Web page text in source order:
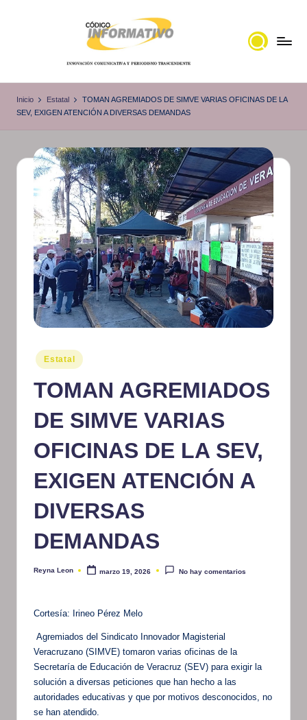
ó
i
g
o
I
n
f
o
r
m
at
iv
o
noticias
Inicio Estatal
TOMAN AGREMIADOS DE SIMVE VARIAS OFICINAS DE LA
SEV, EXIGEN ATENCIÓN A DIVERSAS DEMANDAS
Publicado
en
Estatal
TOMAN AGREMIADOS
DE SIMVE VARIAS
OFICINAS DE LA SEV,
EXIGEN ATENCIÓN A
DIVERSAS
DEMANDAS
Publicado
Reyna Leon marzo 19, 2026 No hay comentarios
Cortesía: Irineo Pérez Melo
Agremiados del Sindicato Innovador Magisterial
Veracruzano (SIMVE) tomaron varias oficinas de la
Secretaría de Educación de Veracruz (SEV) para exigir la
solución a diversas peticiones que han hecho a las
autoridades educativas y que por motivos desconocidos, no
se han atendido.